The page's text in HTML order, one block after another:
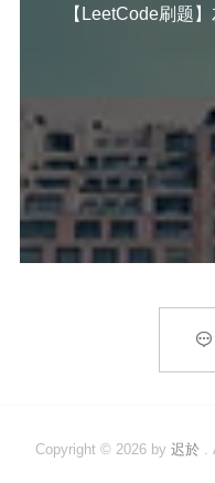
【LeetCode刷题

Copyright © 2026 by 迟於 .